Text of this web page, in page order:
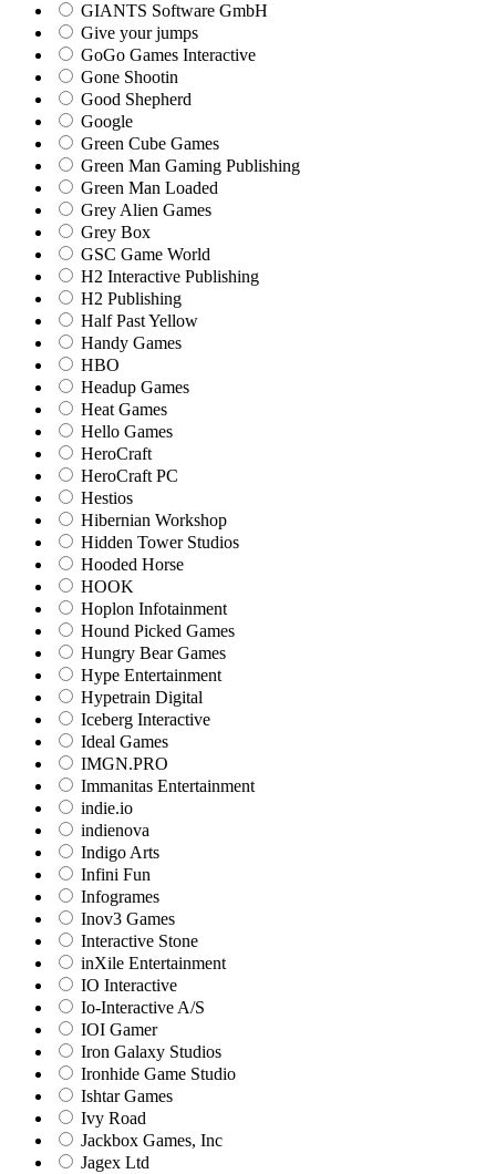
GIANTS Software GmbH
Give your jumps
GoGo Games Interactive
Gone Shootin
Good Shepherd
Google
Green Cube Games
Green Man Gaming Publishing
Green Man Loaded
Grey Alien Games
Grey Box
GSC Game World
H2 Interactive Publishing
H2 Publishing
Half Past Yellow
Handy Games
HBO
Headup Games
Heat Games
Hello Games
HeroCraft
HeroCraft PC
Hestios
Hibernian Workshop
Hidden Tower Studios
Hooded Horse
HOOK
Hoplon Infotainment
Hound Picked Games
Hungry Bear Games
Hype Entertainment
Hypetrain Digital
Iceberg Interactive
Ideal Games
IMGN.PRO
Immanitas Entertainment
indie.io
indienova
Indigo Arts
Infini Fun
Infogrames
Inov3 Games
Interactive Stone
inXile Entertainment
IO Interactive
Io-Interactive A/S
IOI Gamer
Iron Galaxy Studios
Ironhide Game Studio
Ishtar Games
Ivy Road
Jackbox Games, Inc
Jagex Ltd